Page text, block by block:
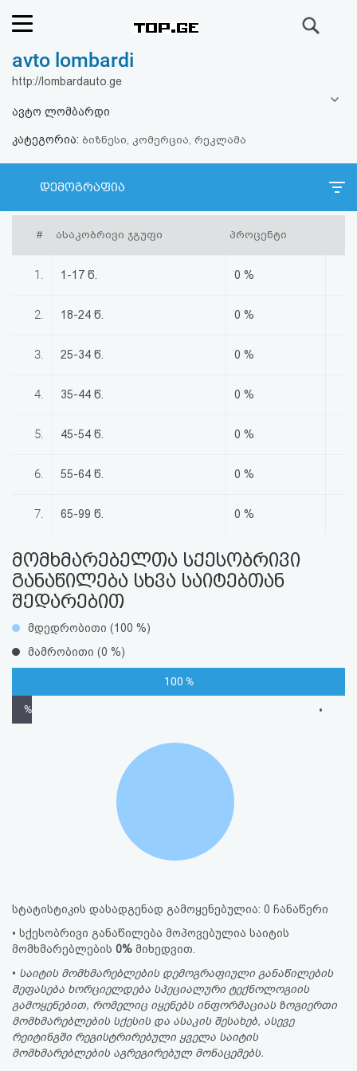
რეიტინგი
ფოსტა
კითხვა-
პასუხი
ავტორიზაცია
კოდი
სალიცენზიო
შეთანხმება
პასუხისმგებლობის
უარყოფა
avto lombardi
http://lombardauto.ge
ავტო ლომბარდი
კატეგორია: ბიზნესი, კომერცია, რეკლამა
დემოგრაფია
# ასაკობრივი ჯგუფი პროცენტი
1. 1-17 წ. 0 %
2. 18-24 წ. 0 %
3. 25-34 წ. 0 %
4. 35-44 წ. 0 %
5. 45-54 წ. 0 %
6. 55-64 წ. 0 %
7. 65-99 წ. 0 %
მომხმარებელთა სქესობრივი
განაწილება სხვა საიტებთან
შედარებით
მდედრობითი (100 %)
მამრობითი (0 %)
100 %
% •
სტატისტიკის დასადგენად გამოყენებულია: 0 ჩანაწერი
• სქესობრივი განაწილება მოპოვებულია საიტის
მომხმარებლების 0% მიხედვით.
• საიტის მომხმარებლების დემოგრაფიული განაწილების
შეფასება ხორციელდება სპეციალური ტექნოლოგიის
გამოყენებით, რომელიც იყენებს ინფორმაციას ზოგიერთი
მომხმარებლების სქესის და ასაკის შესახებ, ასევე
რეიტინგში რეგისტრირებული ყველა საიტის
მომხმარებლების აგრეგირებულ მონაცემებს.